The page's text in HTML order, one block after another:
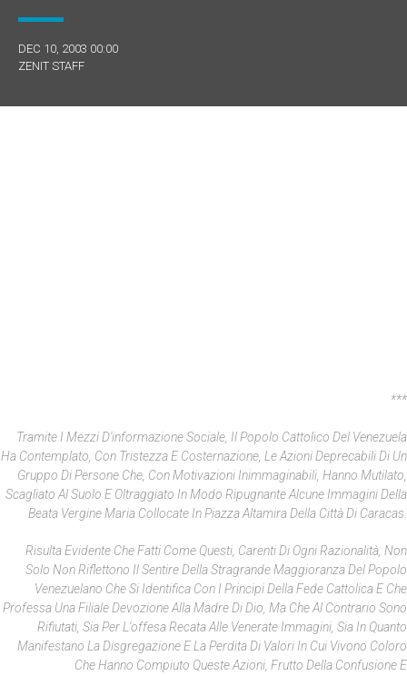
DEC 10, 2003 00:00
ZENIT STAFF
***
Tramite I Mezzi D'informazione Sociale, Il Popolo Cattolico Del Venezuela
Ha Contemplato, Con Tristezza E Costernazione, Le Azioni Deprecabili Di Un
Gruppo Di Persone Che, Con Motivazioni Inimmaginabili, Hanno Mutilato,
Scagliato Al Suolo E Oltraggiato In Modo Ripugnante Alcune Immagini Della
Beata Vergine Maria Collocate In Piazza Altamira Della Città Di Caracas.
Risulta Evidente Che Fatti Come Questi, Carenti Di Ogni Razionalità, Non
Solo Non Riflettono Il Sentire Della Stragrande Maggioranza Del Popolo
Venezuelano Che Si Identifica Con I Principi Della Fede Cattolica E Che
Professa Una Filiale Devozione Alla Madre Di Dio, Ma Che Al Contrario Sono
Rifiutati, Sia Per L'offesa Recata Alle Venerate Immagini, Sia In Quanto
Manifestano La Disgregazione E La Perdita Di Valori In Cui Vivono Coloro
Che Hanno Compiuto Queste Azioni, Frutto Della Confusione E